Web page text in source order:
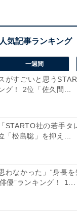
見ると「白虎隊の
群馬県）、「会津
士道の精神や誠実
ー」は伝統を重ん
、非常にかっこい
津磐梯山を連想す
は原文ママです
About ニュース
一週間
がすごいと思う
グ！ 2位「佐久間...
STARTO社の若手タ
「松島聡」を抑え...
わなかった」“身長を
優”ランキング！ 1...